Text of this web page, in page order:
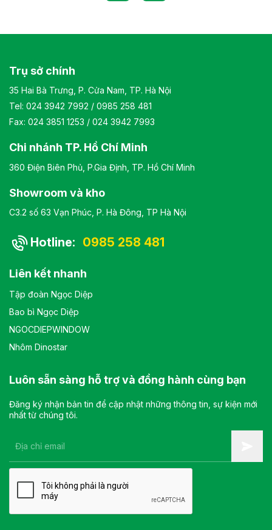
Trụ sở chính
35 Hai Bà Trưng, P. Cửa Nam, TP. Hà Nội
Tel: 024 3942 7992 / 0985 258 481
Fax: 024 3851 1253 / 024 3942 7993
Chi nhánh TP. Hồ Chí Minh
360 Điện Biên Phủ, P.Gia Định, TP. Hồ Chí Minh
Showroom và kho
C3.2 số 63 Vạn Phúc, P. Hà Đông, TP Hà Nội
Hotline: 0985 258 481
Liên kết nhanh
Tập đoàn Ngọc Diệp
Bao bì Ngọc Diệp
NGOCDIEPWINDOW
Nhôm Dinostar
Luôn sẵn sàng hỗ trợ và đồng hành cùng bạn
Đăng ký nhận bản tin để cập nhật những thông tin, sự kiện mới
nhất từ chúng tôi.